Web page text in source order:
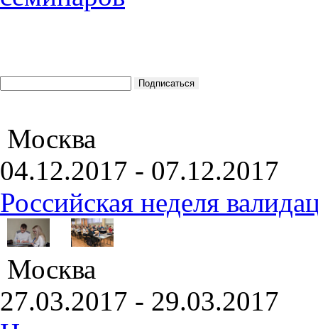
Москва
04.12.2017 - 07.12.2017
Российская неделя
Москва
27.03.2017 - 29.03.2017